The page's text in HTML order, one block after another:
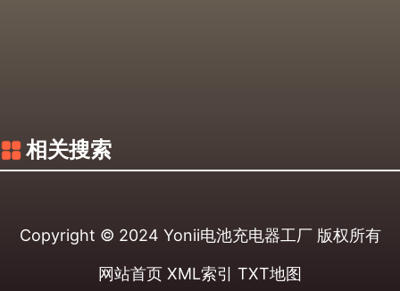
相关搜索
Copyright © 2024 Yonii电池充电器工厂版权所有
网站首页 XML索引 TXT地图